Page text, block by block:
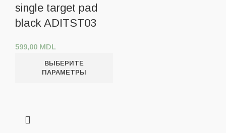
single target pad
black ADITST03
599,00 MDL
ВЫБЕРИТЕ
ПАРАМЕТРЫ